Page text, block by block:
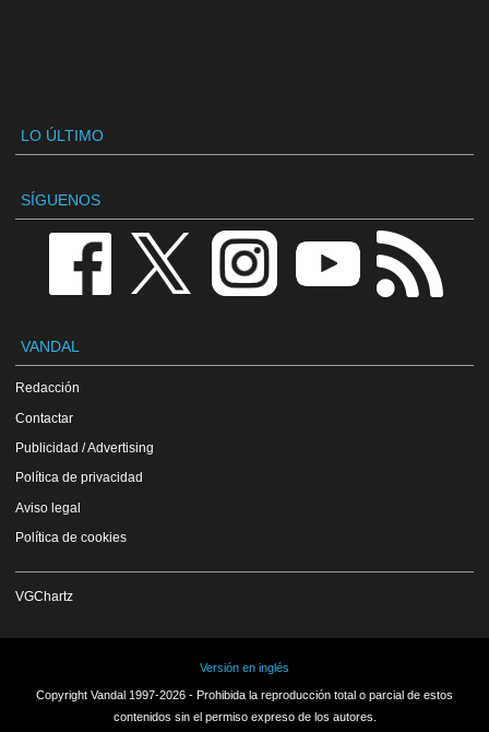
LO ÚLTIMO
SÍGUENOS
VANDAL
Redacción
Contactar
Publicidad / Advertising
Política de privacidad
Aviso legal
Política de cookies
VGChartz
Versión en inglés
Copyright Vandal 1997-2026 - Prohibida la reproducción total o parcial de estos
contenidos sin el permiso expreso de los autores.